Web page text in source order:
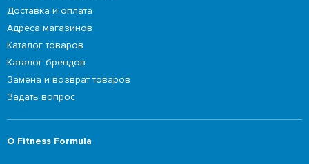
Доставка и оплата
Адреса магазинов
Каталог товаров
Каталог брендов
Замена и возврат товаров
Задать вопрос
О Fitness Formula